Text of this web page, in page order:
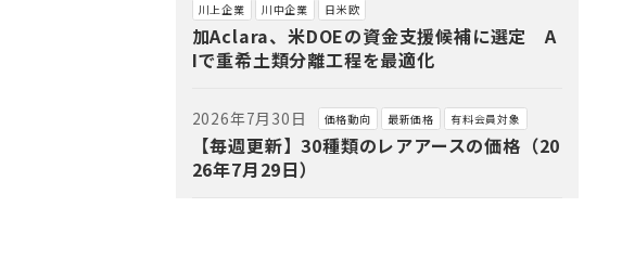
川上企業
川中企業 日米欧
加Aclara、米DOEの資金支援候補に選定 A
Iで重希土類分離工程を最適化
2026年7月30日 価格動向 最新価格 有料会員対象
【毎週更新】30種類のレアアースの価格（20
26年7月29日）